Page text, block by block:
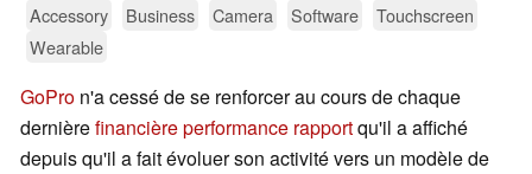
Accessory Business Camera Software
Touchscreen
Wearable
GoPro n'a cessé de se renforcer au cours de chaque
dernièrefinancièreperformance rapportqu'il a affiché
depuis qu'il a fait évoluer son activité vers un modèle de